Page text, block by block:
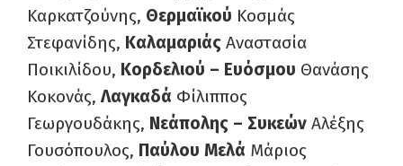
Καρκατζούνης, Θερμαϊκού Κοσμάς
Στεφανίδης, Καλαμαριάς Αναστασία
Ποικιλίδου, Κορδελιού – Ευόσμου Θανάσης
Κοκονάς, Λαγκαδά Φίλιππος
Γεωργουδάκης, Νεάπολης – Συκεών Αλέξης
Γουσόπουλος, Παύλου Μελά Μάριος